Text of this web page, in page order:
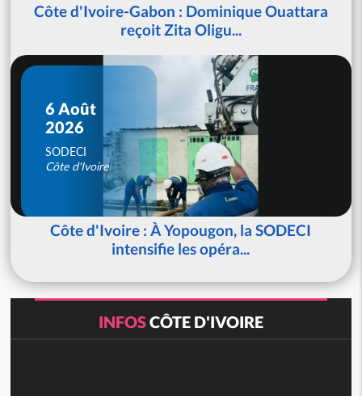
Côte d'Ivoire-Gabon : Dominique Ouattara
reçoit Zita Oligu...
6 Août
2026
SODECI
Côte d'Ivoire
Côte d'Ivoire : À Yopougon, la SODECI
intensifie les opéra...
INFOSCÔTE D'IVOIRE